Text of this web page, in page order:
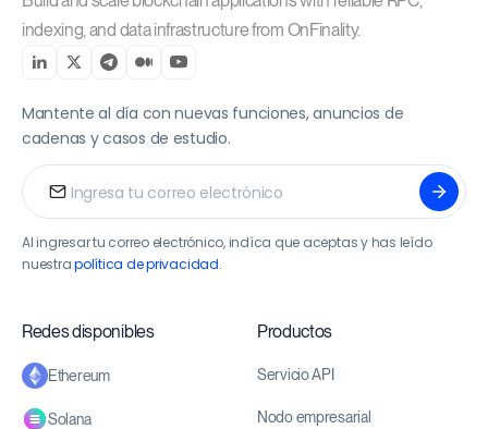
indexing, and data infrastructure from OnFinality.
Mantente al día con nuevas funciones, anuncios de
cadenas y casos de estudio.
Al ingresar tu correo electrónico, indíca que aceptas y has leído
nuestrapolítica de privacidad.
Redes disponibles
Ethereum
Solana
Productos
Servicio API
Nodo empresarial